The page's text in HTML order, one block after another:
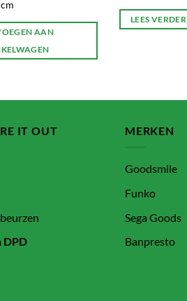
AAN
LEES VERDER
IT OUT
DPD
MERKEN
Goodsmile
Funko
Sega Goods
Banpresto